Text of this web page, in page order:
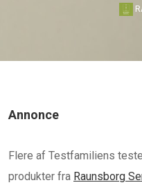
Annonce
Flere af Testfamiliens
produkter fra Raunsborg